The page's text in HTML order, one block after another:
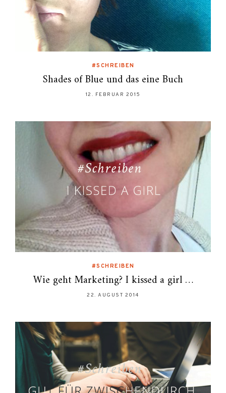
#SCHREIBEN
Shades of Blue und das eine Buch
12. FEBRUAR 2015
#SCHREIBEN
Wie geht Marketing? I kissed a girl …
22. AUGUST 2014